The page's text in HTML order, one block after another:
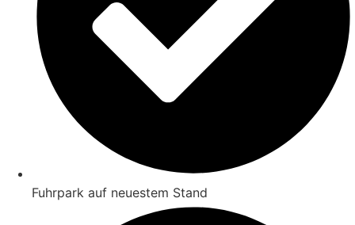
Fuhrpark auf neuestem Stand